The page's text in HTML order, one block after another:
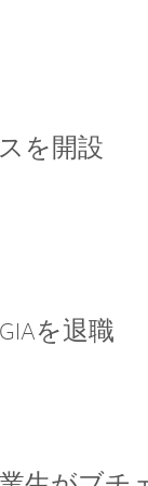
を開設
を退職